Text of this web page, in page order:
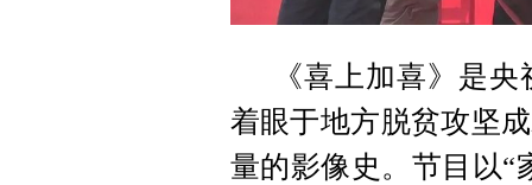
《喜上加喜》是
着眼于地方脱贫攻坚
量的影像史。节目以“